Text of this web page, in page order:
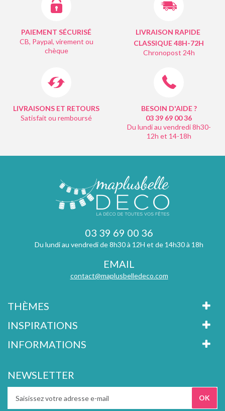
PAIEMENT SÉCURISÉ
CB, Paypal, virement ou
chèque
LIVRAISON RAPIDE
CLASSIQUE 48H-72H
Chronopost 24h
LIVRAISONS ET RETOURS
Satisfait ou remboursé
BESOIN D'AIDE ?
03 39 69 0036
Du lundi au vendredi 8h30-
12h et 14-18h
03 39 69 00 36
Du lundi au vendredi de 8h30 à 12H et de 14h30 à 18h
EMAIL
contact@maplusbelledeco.com
THÈMES
INSPIRATIONS
INFORMATIONS
NEWSLETTER